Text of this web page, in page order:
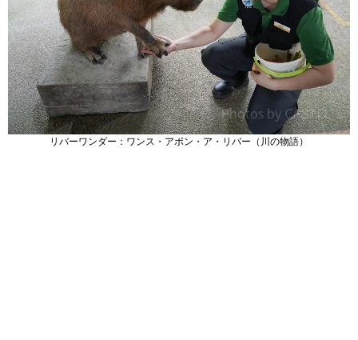
リバーワンダー：ワンス・アポン・ア・リバー（川の物語）